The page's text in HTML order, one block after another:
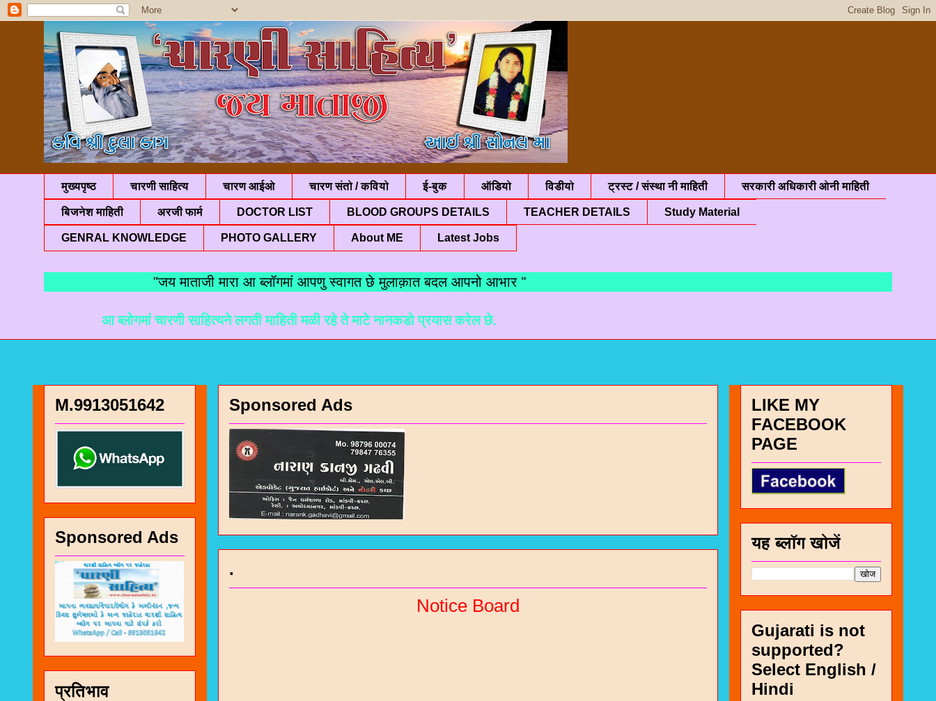
मुख्यपृष्ठ चारणी साहित्य चारण आईओ चारण संतो / कवियो ई-बुक ऑडियो विडीयो ट्रस्ट / संस्था नी माहिती सरकारी अधिकारी ओनी माहिती
बिजनेश माहिती अरजी फार्म DOCTOR LIST BLOOD GROUPS DETAILS TEACHER DETAILS Study Material
GENRAL KNOWLEDGE PHOTO GALLERY About ME Latest Jobs
"जय माताजी मारा आ ब्लॉगमां आपणु स्वागत छे मुलाक़ात बदल आपनो आभार "
आ ब्लोगमां चारणी साहित्यने लगती माहिती मळी रहे ते माटे नानकडो प्रयास करेल छे.
Sponsored Ads
.
Notice Board
M.9913051642
Sponsored Ads
प्रतिभाव
LIKE MY
FACEBOOK
PAGE
यह ब्लॉग खोजें
Gujarati is not
supported?
Select English /
Hindi